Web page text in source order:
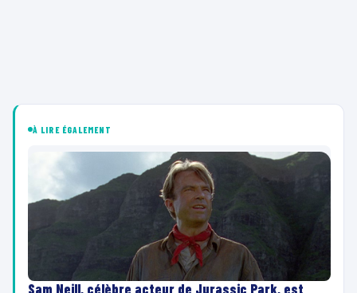
À LIRE ÉGALEMENT
Sam Neill, célèbre acteur de Jurassic Park, est